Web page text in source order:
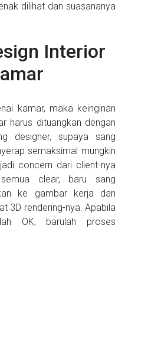
dilihat dan suasananya
kamar, maka keinginan
harus dituangkan dengan
designer, supaya sang
semaksimal mungkin
concern dari client-nya
clear, baru sang
ke gambar kerja dan
3D rendering-nya. Apabila
OK, barulah proses